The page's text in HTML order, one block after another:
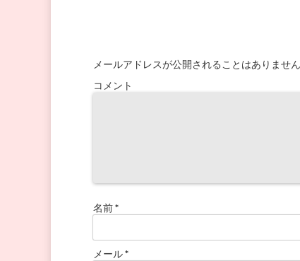
メールアドレスが公開されることはありません
コメント
名前*
メール*